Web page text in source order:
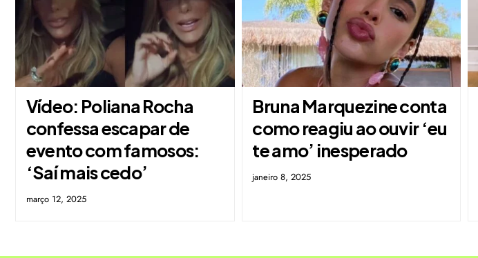
Vídeo: Poliana Rocha
confessa escapar de
evento com famosos:
‘Saí mais cedo’
março 12, 2025
Bruna Marquezine conta
como reagiu ao ouvir ‘eu
te amo’ inesperado
janeiro 8, 2025